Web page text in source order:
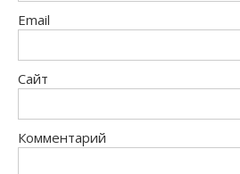
Email
Сайт
Комментарий